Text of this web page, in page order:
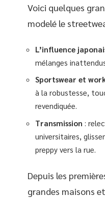
Voici quelques
modelé le
L’influence
mélanges
Sportswear et
à la robustesse,
revendiquée.
Transmission :
universitaires,
preppy vers la rue.
Depuis les
grandes maisons